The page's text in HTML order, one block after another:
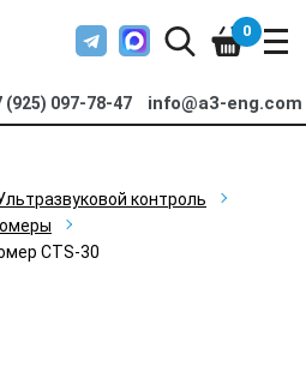
(925) 097-78-47 info@a3-eng.com
0
контроль
CTS-30